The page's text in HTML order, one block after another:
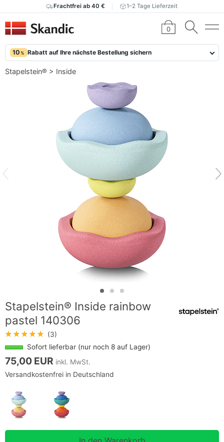
Frachtfrei ab 40 € 1–2 Tage Lieferzeit
0
10 % Rabatt auf Ihre nächste Bestellung sichern
Stapelstein® > Inside
Stapelstein® Inside rainbow
pastel 140306
★★★★★ (3)
Sofort lieferbar (nur noch 8 auf Lager)
75,00 EUR inkl. MwSt.
Versandkostenfrei in Deutschland